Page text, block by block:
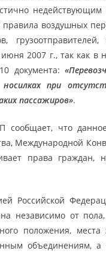
воздушных
грузоотправителей,
2007 г., так как
документа:
носилках при
пассажиров».
сообщает, что
Международной
права
Российской
независимо от
положения,
объединениям, а